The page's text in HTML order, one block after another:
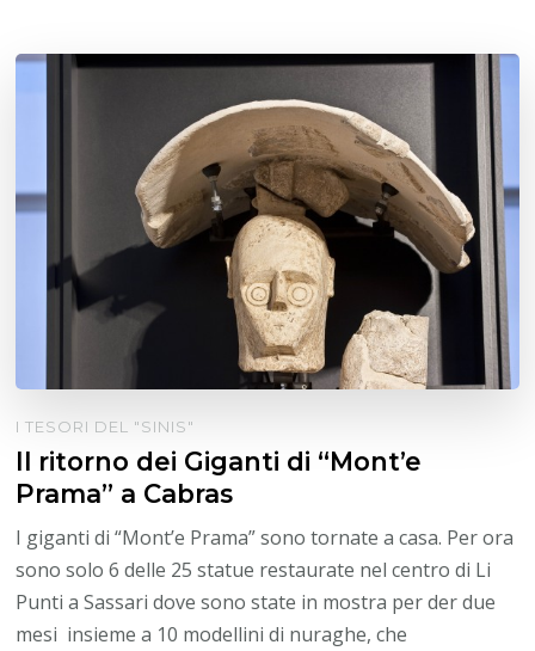
I TESORI DEL "SINIS"
Il ritorno dei Giganti di “Mont’e
Prama” a Cabras
I giganti di “Mont’e Prama” sono tornate a casa. Per ora
sono solo 6 delle 25 statue restaurate nel centro di Li
Punti a Sassari dove sono state in mostra per der due
mesi insieme a 10 modellini di nuraghe, che